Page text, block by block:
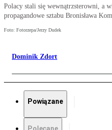
Polacy stali się wewnątrzsterowni, a
propagandowe sztabu Bronisława
Foto: Fotorzepa/Jerzy Dudek
Dominik Zdort
Powiązane